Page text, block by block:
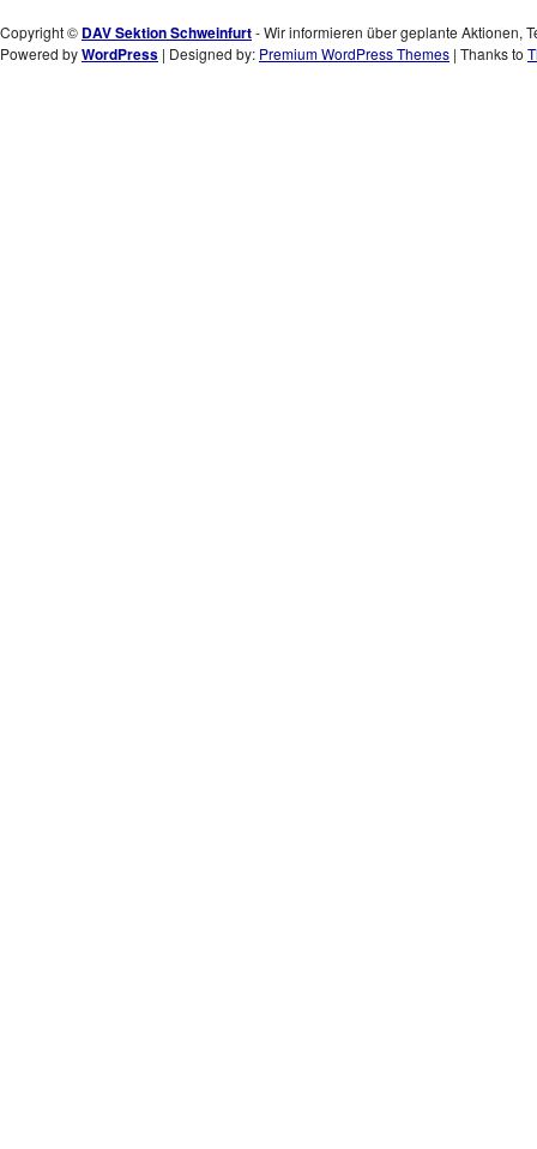
Copyright © DAV Sektion Schweinfurt- Wir informieren über geplante Aktionen,
Powered byWordPress | Designed by: Premium WordPress Themes | Thanks to